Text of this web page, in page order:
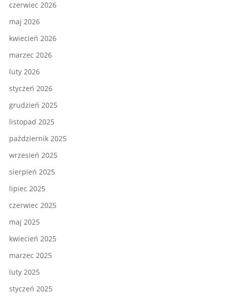
czerwiec 2026
maj 2026
kwiecień 2026
marzec 2026
luty 2026
styczeń 2026
grudzień 2025
listopad 2025
październik 2025
wrzesień 2025
sierpień 2025
lipiec 2025
czerwiec 2025
maj 2025
kwiecień 2025
marzec 2025
luty 2025
styczeń 2025